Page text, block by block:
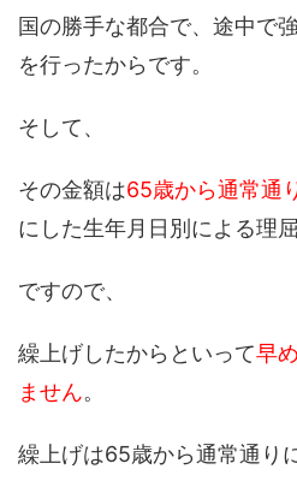
国の勝手な都合で、途中で
を行ったからです。
そして、
その金額は65歳から通常通
にした生年月日別による理
ですので、
繰上げしたからといって早
ません。
繰上げは65歳から通常通り